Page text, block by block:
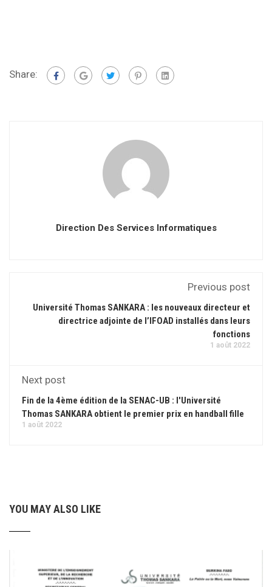
Share:
Direction Des Services Informatiques
Previous post
Université Thomas SANKARA : les nouveaux directeur et
directrice adjointe de l’IFOAD installés dans leurs
fonctions
1 août 2022
Next post
Fin de la 4ème édition de la SENAC-UB : l'Université
Thomas SANKARA obtient le premier prix en handball fille
1 août 2022
YOU MAY ALSO LIKE